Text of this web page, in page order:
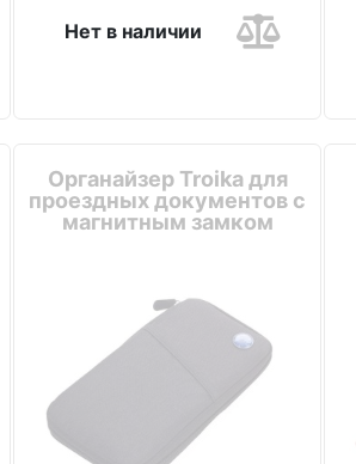
Нет в наличии
Органайзер Troika для
проездных документов с
магнитным замком